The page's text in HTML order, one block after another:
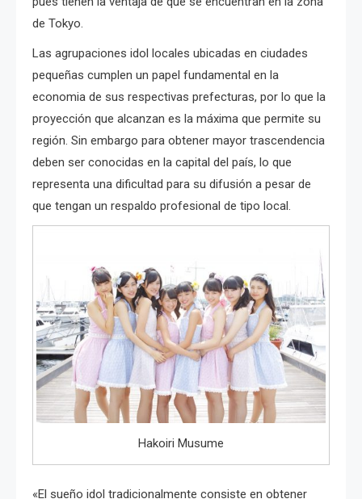
de Tokyo.
Las agrupaciones idol locales ubicadas en ciudades
pequeñas cumplen un papel fundamental en la
economia de sus respectivas prefecturas, por lo que la
proyección que alcanzan es la máxima que permite su
región. Sin embargo para obtener mayor trascendencia
deben ser conocidas en la capital del país, lo que
representa una dificultad para su difusión a pesar de
que tengan un respaldo profesional de tipo local.
Hakoiri Musume
«El sueño idol tradicionalmente consiste en obtener